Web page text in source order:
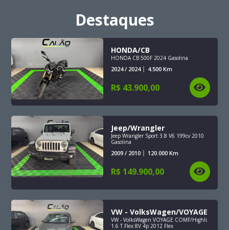
Destaques
HONDA/CB
HONDA CB 500F 2024 Gasolina
2024 / 2024 4.500 Km
R$ 43.900,00
Jeep/Wrangler
Jeep Wrangler Sport 3.8 V6 199cv 2010
Gasolina
2009 / 2010 120.000 Km
R$ 149.900,00
VW - VolksWagen/VOYAGE
VW - VolksWagen VOYAGE COMF/Highli.
1.6 T.Flex 8V 4p 2012 Flex